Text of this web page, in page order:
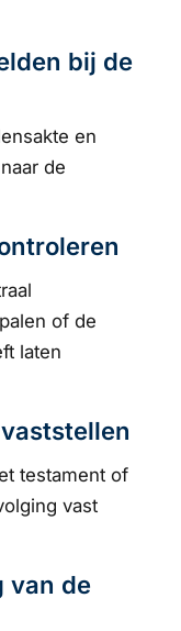
bij de
en
de
of de
laten
testament of
vast
van de